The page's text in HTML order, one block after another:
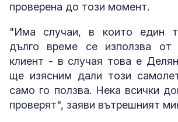
проверена до този момент.
"Има случаи, в които един
дълго време се използва
клиент - в случая това е
ще изясним дали този
само го ползва. Нека всички
проверят", заяви вътрешният